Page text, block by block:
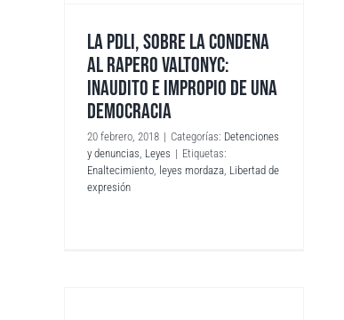
LA PDLI, SOBRE LA CONDENA
AL RAPERO VALTONYC:
INAUDITO E IMPROPIO DE UNA
DEMOCRACIA
20 febrero, 2018 | Categorías: Detenciones
y denuncias, Leyes | Etiquetas:
Enaltecimiento, leyes mordaza, Libertad de
expresión